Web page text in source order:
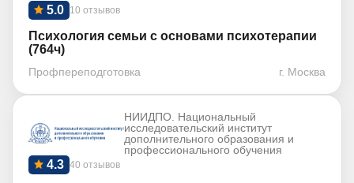
10 отзывов
5.0
Психология семьи с основами психотерапии
(764ч)
Профпереподготовка г. Москва
НИИДПО. Национальный
исследовательский институт
дополнительного образования и
профессионального обучения
40 отзывов
4.3